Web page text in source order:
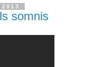
somnis